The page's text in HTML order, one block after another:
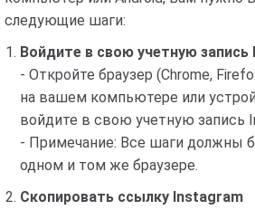
следующие шаги:
Войдите в свою учетную запись
- Откройте браузер (Chrome,
на вашем компьютере или
войдите в свою учетную запись
- Примечание: Все шаги должны
одном и том же браузере.
Скопировать ссылку Instagram